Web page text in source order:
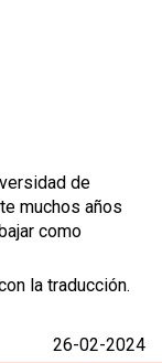
de
muchos años
como
la traducción.
26-02-2024